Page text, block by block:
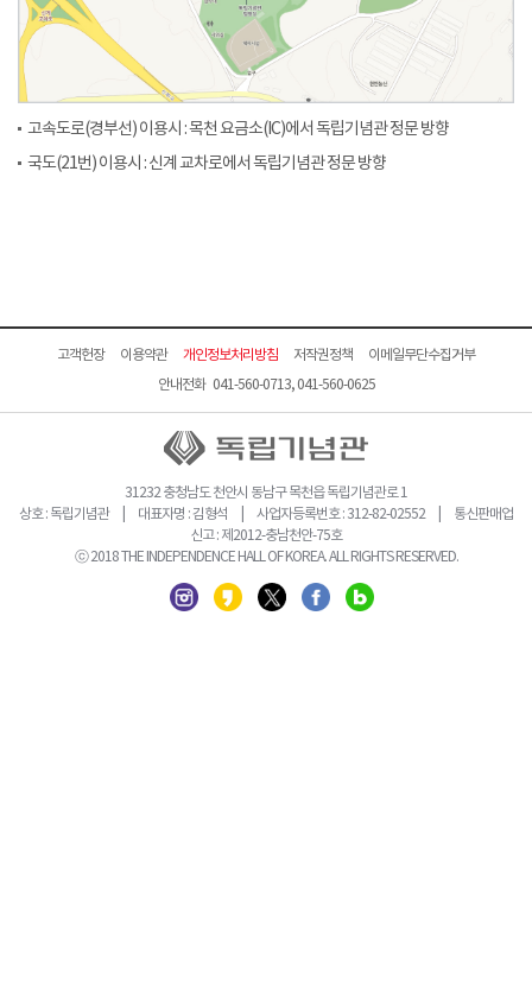
고속도로(경부선) 이용시 : 목천 요금소(IC)에서 독립기념관 정문 방향
국도(21번) 이용시 : 신계 교차로에서 독립기념관 정문 방향
고객헌장 이용약관 개인정보처리방침 저작권정책
이메일무단수집거부
안내전화 041-560-0713, 041-560-0625
31232 충청남도 천안시 동남구 목천읍 독립기념관로 1
상호 : 독립기념관 | 대표자명 : 김형석 | 사업자등록번호 : 312-82-02552 | 통신판매업
신고 : 제2012-충남천안-75호
ⓒ 2018 THE INDEPENDENCE HALL OF KOREA. ALL RIGHTS RESERVED.